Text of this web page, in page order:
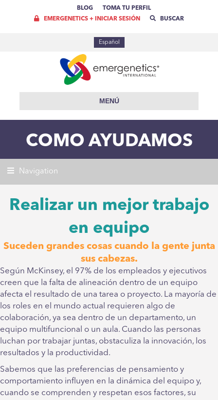
BLOG
TOMA TU PERFIL
EMERGENETICS + INICIAR SESIÓN
BUSCAR
Español
MENÚ
COMO AYUDAMOS
Navigation
Realizar un mejor trabajo
en equipo
Suceden grandes cosas cuando la gente junta
sus cabezas.
Según McKinsey, el 97% de los empleados y ejecutivos
creen que la falta de alineación dentro de un equipo
afecta el resultado de una tarea o proyecto. La mayoría de
los roles en el mundo actual requieren algo de
colaboración, ya sea dentro de un departamento, un
equipo multifuncional o un aula. Cuando las personas
luchan por trabajar juntas, obstaculiza la innovación, los
resultados y la productividad.
Sabemos que las preferencias de pensamiento y
comportamiento influyen en la dinámica del equipo y,
cuando se comprenden y respetan esos factores, su